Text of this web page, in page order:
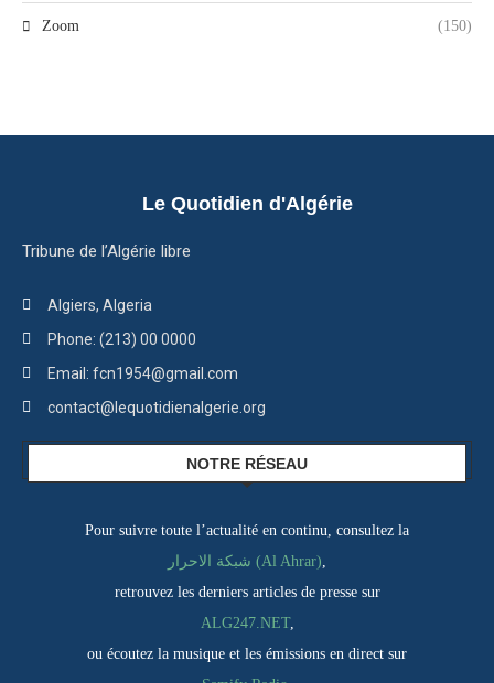
Zoom (150)
Le Quotidien d'Algérie
Tribune de l’Algérie libre
Algiers, Algeria
Phone: (213) 00 0000
Email: fcn1954@gmail.com
contact@lequotidienalgerie.org
NOTRE RÉSEAU
Pour suivre toute l’actualité en continu, consultez la
شبكة الاحرار (Al Ahrar),
retrouvez les derniers articles de presse sur
ALG247.NET,
ou écoutez la musique et les émissions en direct sur